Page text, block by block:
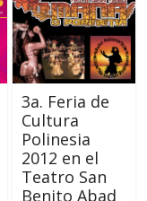
3a. Feria de
Cultura
Polinesia
2012 en el
Teatro San
Benito Abad